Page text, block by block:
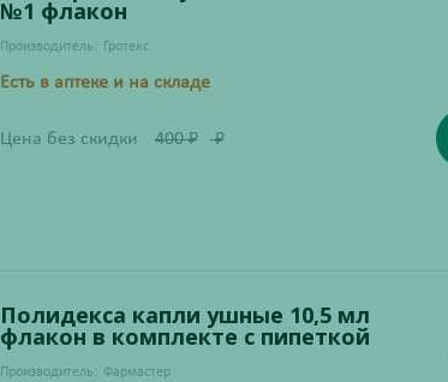
№1 флакон
Производитель: Гротекс
Есть в аптеке и на складе
Цена без скидки 400₽ ₽
Полидекса капли ушные 10,5 мл
флакон в комплекте с пипеткой
Производитель: Фармастер